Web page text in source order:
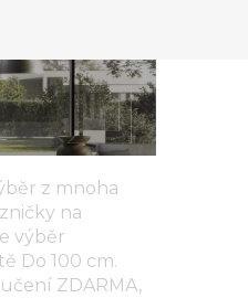
z mnoha
na
výběr
Do 100 cm.
ZDARMA,